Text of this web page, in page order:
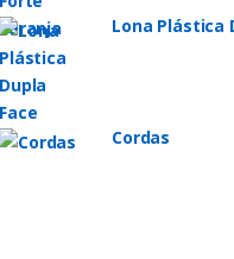
Lona Plástica
Cordas